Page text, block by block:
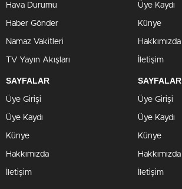
Hava Durumu
Haber Gönder
Namaz Vakitleri
TV Yayın Akışları
Üye Kaydı
Künye
Hakkımızda
İletişim
SAYFALAR
Üye Girişi
Üye Kaydı
Künye
Hakkımızda
İletişim
SAYFALAR
Üye Girişi
Üye Kaydı
Künye
Hakkımızda
İletişim